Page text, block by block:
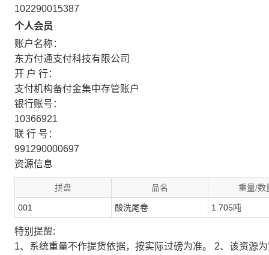
102290015387
个人会员
账户名称：
东方付通支付科技有限公司
开 户 行：
支付机构备付金集中存管账户
银行账号：
10366921
联 行 号：
991290000697
资源信息
拼盘 品名 重量/数
001 酸洗尾卷 1.705吨
特别提醒:
1、系统重量不作提货依据，按实际过磅为准。 2、该资源